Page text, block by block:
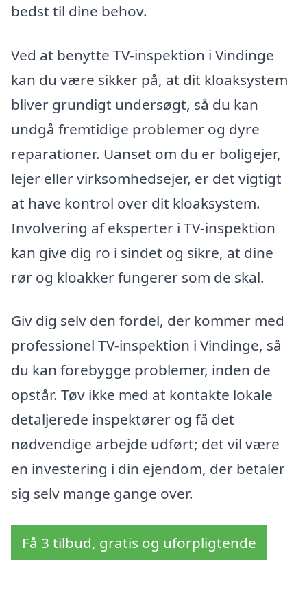
bedst til dine behov.
Ved at benytte TV-inspektion i Vindinge
kan du være sikker på, at dit kloaksystem
bliver grundigt undersøgt, så du kan
undgå fremtidige problemer og dyre
reparationer. Uanset om du er boligejer,
lejer eller virksomhedsejer, er det vigtigt
at have kontrol over dit kloaksystem.
Involvering af eksperter i TV-inspektion
kan give dig ro i sindet og sikre, at dine
rør og kloakker fungerer som de skal.
Giv dig selv den fordel, der kommer med
professionel TV-inspektion i Vindinge, så
du kan forebygge problemer, inden de
opstår. Tøv ikke med at kontakte lokale
detaljerede inspektører og få det
nødvendige arbejde udført; det vil være
en investering i din ejendom, der betaler
sig selv mange gange over.
Få 3 tilbud, gratis og uforpligtende